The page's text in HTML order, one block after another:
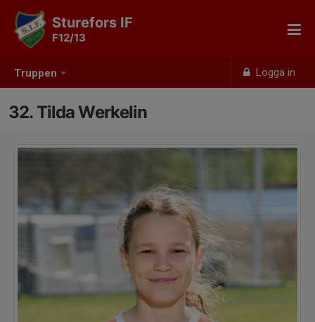
Truppen Logga in
Sturefors IF
F12/13
32. Tilda Werkelin